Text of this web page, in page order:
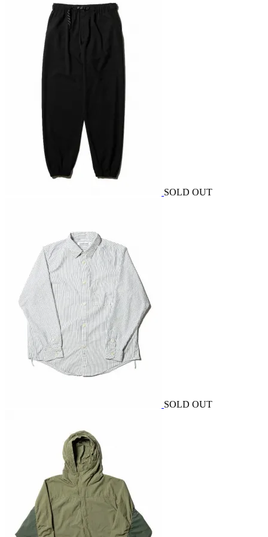
SOLD OUT
SOLD OUT